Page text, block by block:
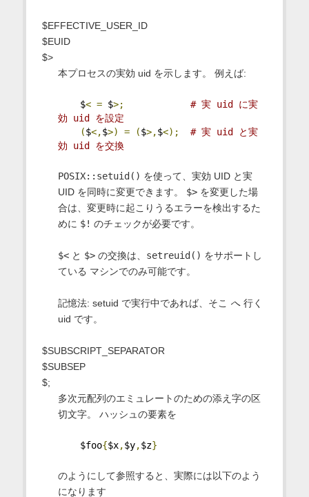
$EFFECTIVE_USER_ID
$EUID
$>
本プロセスの実効 uid を示します。 例えば:
$< = $>;
# 実 uid に実
効 uid を設定
($<,$>) = ($>,$<);
# 実 uid と実
効 uid を交換
POSIX::setuid() を使って、実効 UID と実
UID を同時に変更できます。 $>を変更した場
合は、変更時に起こりうるエラーを検出するた
めに $! のチェックが必要です。
$<と $>の交換は、 setreuid() をサポートし
ている マシンでのみ可能です。
記憶法: setuid で実行中であれば、そこ へ行く
uid です。
$SUBSCRIPT_SEPARATOR
$SUBSEP
$;
多次元配列のエミュレートのための添え字の区
切文字。 ハッシュの要素を
$foo{$x,$y,$z}
のようにして参照すると、実際には以下のよう
になります